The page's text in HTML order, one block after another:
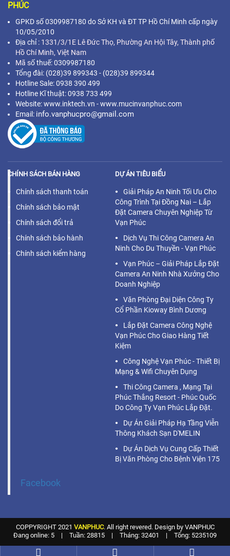
PHÚC
GPKD số 0309987180 do Sở KH và ĐT TP Hồ Chí Minh cấp ngày
10/05/2010
Địa chỉ : 1331/3/1E Lê Đức Thọ, Phường An Hội Tây, Thành phố
Hồ Chí Minh, Việt Nam
Mã số thuế: 0309987180
Tổng đài: (028)39 899343 - (028)39 899344
Hotline Sale: 0938 390 499
Hotline Kĩ thuật: 0938 733 499
Website: www.inktech.vn - www.mucinvanphuc.com
Email: info.vanphucpro@gmail.com
CHÍNH SÁCH BÁN HÀNG
Chính sách thanh toán
Chính sách bảo mật
Chính sách đổi trả
Chính sách bảo hành
Chính sách kiểm hàng
DỰ ÁN TIÊU BIỂU
Giải Pháp An Ninh Tối Ưu Cho
Công Trình Tại Đồng Nai – Lắp
Đặt Camera Chuyên Nghiệp Từ
Vạn Phúc
Dịch Vụ Thi Công Camera An
Ninh Cho Du Thuyền - Vạn Phúc
Vạn Phúc – Giải Pháp Lắp Đặt
Camera An Ninh Nhà Xưởng Cho
Doanh Nghiệp
Văn Phòng Đại Diện Công Ty
Cổ Phần Kioway Bình Dương
Lắp Đặt Camera Công Nghệ
Vạn Phúc Cho Giao Hàng Tiết
Kiệm
Công Nghệ Vạn Phúc - Thiết Bị
Mạng & Wifi Chuyên Dụng
Thi Công Camera , Mạng Tại
Phúc Thắng Resort - Phúc Quốc
Do Công Ty Vạn Phúc Lắp Đặt.
Dự Án Giải Pháp Hạ Tầng Viễn
Thông Khách Sạn D'MELIN
Dự Án Dịch Vụ Cung Cấp Thiết
Bị Văn Phòng Cho Bệnh Viện 175
Facebook
COPPYRIGHT 2021 VANPHUC. All right revered. Design by VANPHUC
Đang online: 5
| Tuần: 28815 | Tháng: 32401 | Tổng: 5235109